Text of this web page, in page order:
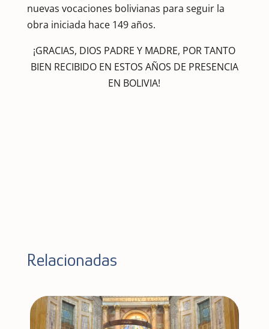
nuevas vocaciones bolivianas para seguir la
obra iniciada hace 149 años.
¡GRACIAS, DIOS PADRE Y MADRE, POR TANTO
BIEN RECIBIDO EN ESTOS AÑOS DE PRESENCIA
EN BOLIVIA!
Relacionadas